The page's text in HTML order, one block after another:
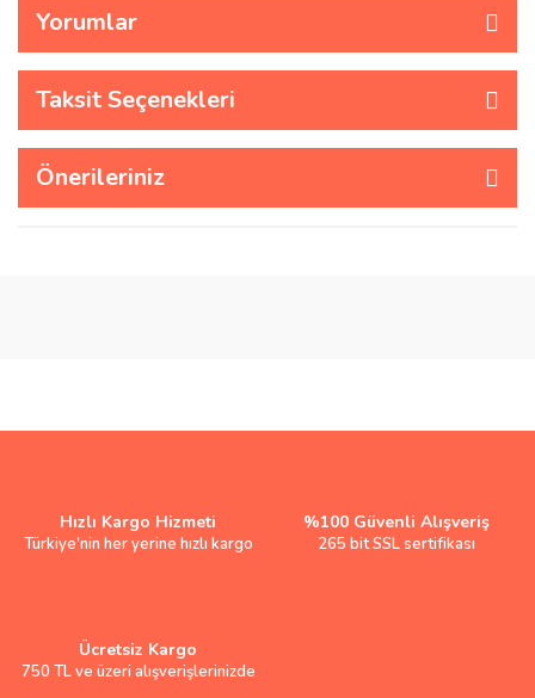
Yorumlar
Taksit Seçenekleri
Önerileriniz
Hızlı Kargo Hizmeti
Türkiye'nin her yerine hızlı kargo
%100 Güvenli Alışveriş
265 bit SSL sertifikası
Ücretsiz Kargo
750 TL ve üzeri alışverişlerinizde